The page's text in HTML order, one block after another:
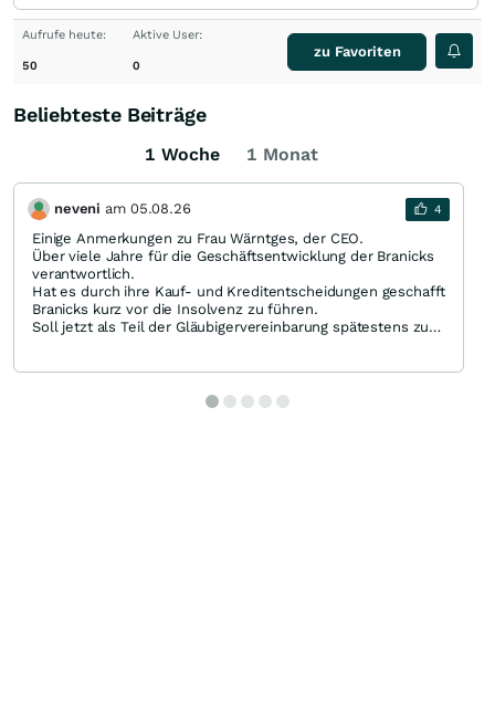
Aufrufe heute:
50
Aktive User:
0
zu Favoriten
Beliebteste Beiträge
1 Woche 1 Monat
neveni am 05.08.26 4
Einige Anmerkungen zu Frau Wärntges, der CEO.
Über viele Jahre für die Geschäftsentwicklung der Branicks
verantwortlich.
Hat es durch ihre Kauf- und Kreditentscheidungen geschafft
Branicks kurz vor die Insolvenz zu führen.
Soll jetzt als Teil der Gläubigervereinbarung spätestens zum
Selbstwahrnehmung als Retterin der Branicks stilisieren.